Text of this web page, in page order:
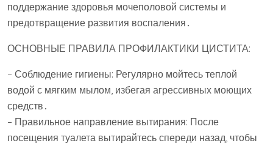
поддержание здоровья мочеполовой системы и
предотвращение развития воспаления․
ОСНОВНЫЕ ПРАВИЛА ПРОФИЛАКТИКИ ЦИСТИТА:
– Соблюдение гигиены: Регулярно мойтесь теплой
водой с мягким мылом, избегая агрессивных моющих
средств․
– Правильное направление вытирания: После
посещения туалета вытирайтесь спереди назад, чтобы